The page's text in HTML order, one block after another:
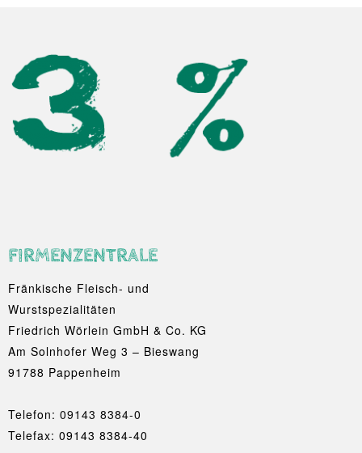
FIRMENZENTRALE
Fränkische Fleisch- und
Wurstspezialitäten
Friedrich Wörlein GmbH & Co. KG
Am Solnhofer Weg 3 – Bieswang
91788 Pappenheim
Telefon: 09143 8384-0
Telefax: 09143 8384-40